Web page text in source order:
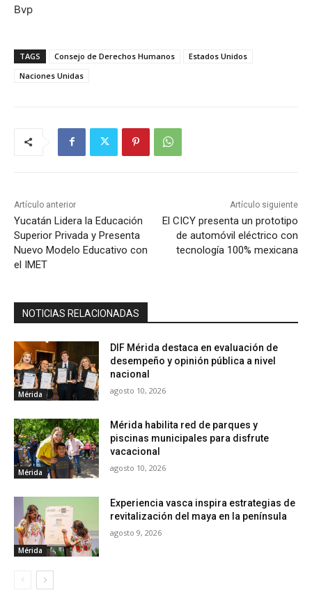
Bvp
TAGS Consejo de Derechos Humanos
Estados Unidos
Naciones Unidas
Artículo anterior
Yucatán Lidera la Educación
Superior Privada y Presenta
Nuevo Modelo Educativo con
el IMET
Artículo siguiente
El CICY presenta un prototipo
de automóvil eléctrico con
tecnología 100% mexicana
NOTICIAS RELACIONADAS
Mérida
DIF Mérida destaca en evaluación de
desempeño y opinión pública a nivel
nacional
agosto 10, 2026
Mérida
Mérida habilita red de parques y
piscinas municipales para disfrute
vacacional
agosto 10, 2026
Mérida
Experiencia vasca inspira estrategias de
revitalización del maya en la península
agosto 9, 2026